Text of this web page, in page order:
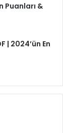
Puanları &
| 2024’ün En